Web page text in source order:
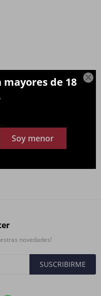

de 18
Soy menor
novedades!
SUSCRIBIRME